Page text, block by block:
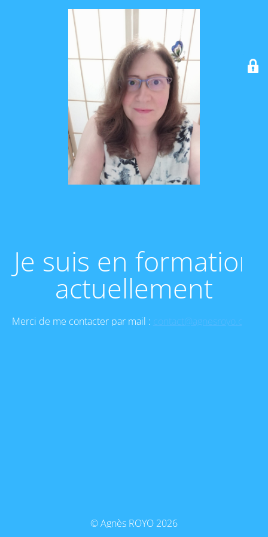
Je suis en formation
actuellement
Merci de me contacter par mail : contact@agnesroyo.com
© Agnès ROYO 2026